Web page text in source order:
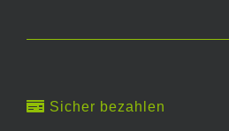
Sicher bezahlen